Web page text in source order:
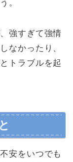
。
強すぎて強情
なかったり、
トラブルを起
安をいつでも